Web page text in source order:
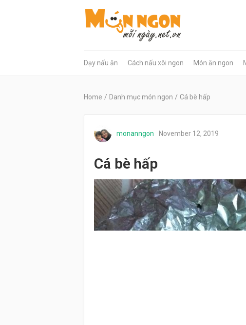
Dạy nấu ăn Cách nấu xôi ngon Món ăn ngon
Home / Danh mục món ngon / Cá bè hấp
monanngon November 12, 2019
Cá bè hấp